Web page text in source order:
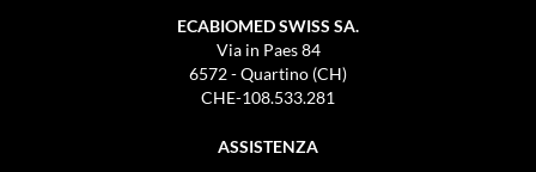
ECABIOMED SWISS SA.
Via in Paes 84
6572 - Quartino (CH)
CHE-108.533.281
ASSISTENZA